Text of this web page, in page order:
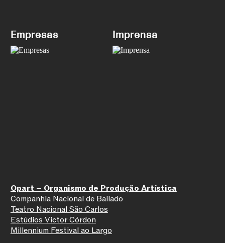
Empresas Imprensa
Opart – Organismo de Produção Artística
Companhia Nacional de Bailado
Teatro Nacional São Carlos
Estúdios Victor Córdon
Millennium Festival ao Largo